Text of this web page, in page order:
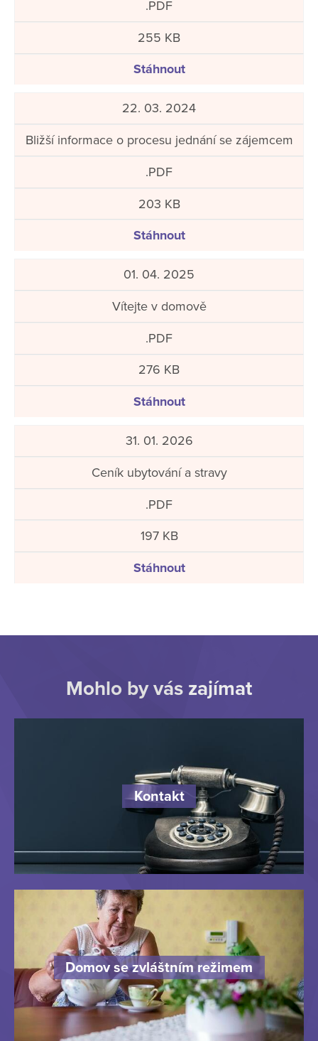
.PDF
255 KB
Stáhnout
22. 03. 2024
Bližší informace o procesu jednání se zájemcem
.PDF
203 KB
Stáhnout
01. 04. 2025
Vítejte v domově
.PDF
276 KB
Stáhnout
31. 01. 2026
Ceník ubytování a stravy
.PDF
197 KB
Stáhnout
Mohlo by vás zajímat
Kontakt
Domov se zvláštním režimem